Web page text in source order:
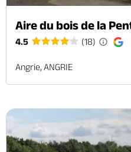
Aire du bois de la
4.5 (18)
Angrie, ANGRIE